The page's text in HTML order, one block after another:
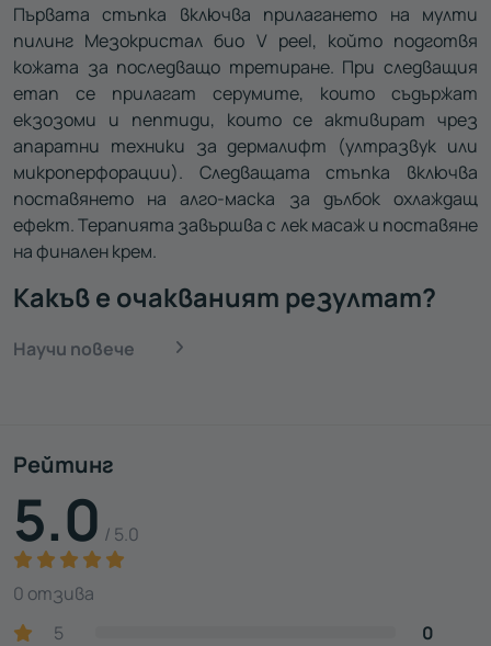
Първата стъпка включва прилагането на мулти
пилинг Мезокристал био V peel, който подготвя
кожата за последващо третиране. При следващия
етап се прилагат серумите, които съдържат
екзозоми и пептиди, които се активират чрез
апаратни техники за дермалифт (ултразвук или
микроперфорации). Следващата стъпка включва
поставянето на алго-маска за дълбок охлаждащ
ефект. Терапията завършва с лек масаж и поставяне
на финален крем.
Какъв е очакваният резултат?
Научи повече
Рейтинг
5.0 / 5.0
0 отзива
5
0